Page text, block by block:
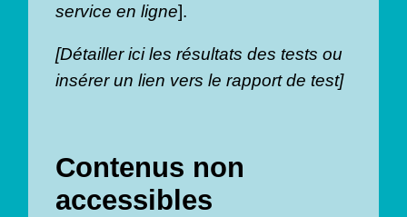
service en ligne].
[Détailler ici les résultats des tests ou
insérer un lien vers le rapport de test]
Contenus non
accessibles